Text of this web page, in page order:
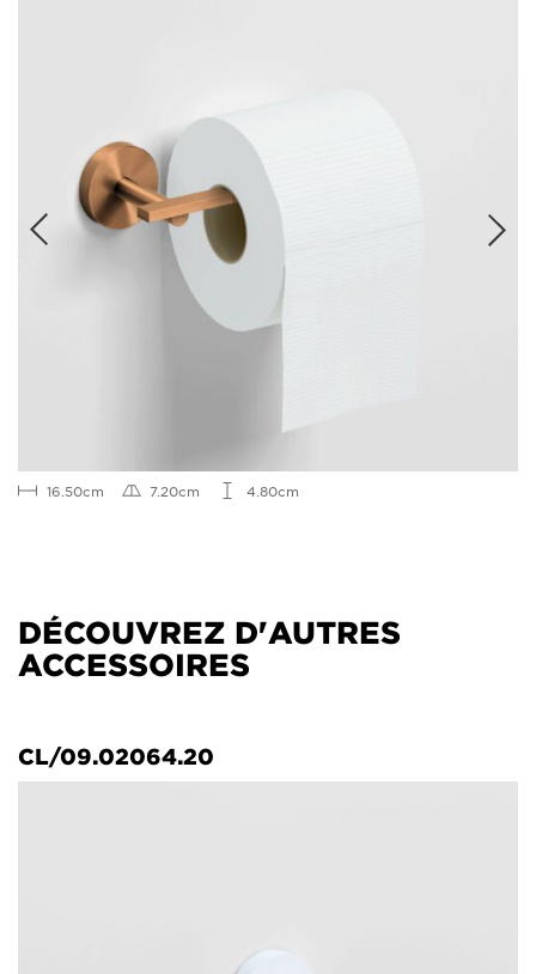
16.50cm 7.20cm 4.80cm
DÉCOUVREZ D'AUTRES
ACCESSOIRES
CL/09.02064.20